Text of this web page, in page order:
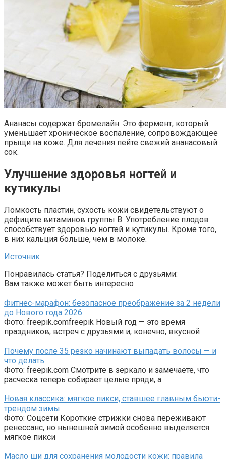
Ананасы содержат бромелайн. Это фермент, который
уменьшает хроническое воспаление, сопровождающее
прыщи на коже. Для лечения пейте свежий ананасовый
сок.
Улучшение здоровья ногтей и
кутикулы
Ломкость пластин, сухость кожи свидетельствуют о
дефиците витаминов группы В. Употребление плодов
способствует здоровью ногтей и кутикулы. Кроме того,
в них кальция больше, чем в молоке.
Источник
Понравилась статья? Поделиться с друзьями:
Вам также может быть интересно
Фитнес-марафон: безопасное преображение за 2 недели
до Нового года 2026
Фото: freepik.comfreepik Новый год — это время
праздников, встреч с друзьями и, конечно, вкусной
Почему после 35 резко начинают выпадать волосы — и
что делать
Фото: freepik.com Смотрите в зеркало и замечаете, что
расческа теперь собирает целые пряди, а
Новая классика: мягкое пикси, ставшее главным бьюти-
трендом зимы
Фото: Соцсети Короткие стрижки снова переживают
ренессанс, но нынешней зимой особенно выделяется
мягкое пикси
Масло ши для сохранения молодости кожи: правила